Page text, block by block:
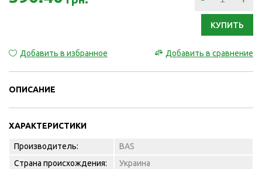
КУПИТЬ
Добавить в избранное Добавить в сравнение
ОПИСАНИЕ
ХАРАКТЕРИСТИКИ
Производитель:
BAS
Страна происхождения:
Украина